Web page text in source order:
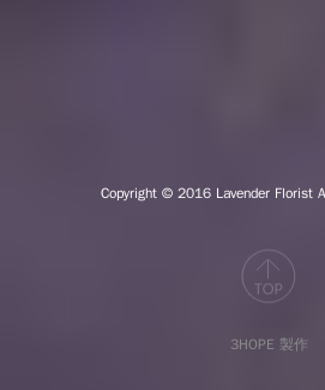
Copyright © 2016 Lavender Florist
3HOPE 製作